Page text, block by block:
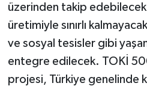
üzerinden takip
üretimiyle sınırlı
ve sosyal tesisler gibi
entegre edilecek. TOKİ
projesi, Türkiye genelinde